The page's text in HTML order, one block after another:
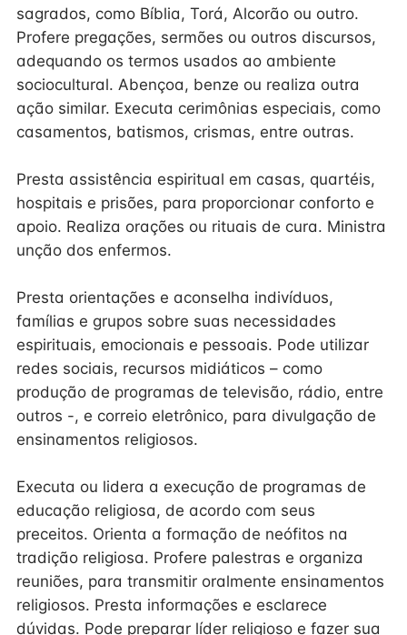
sagrados, como Bíblia, Torá, Alcorão ou outro.
Profere pregações, sermões ou outros discursos,
adequando os termos usados ao ambiente
sociocultural. Abençoa, benze ou realiza outra
ação similar. Executa cerimônias especiais, como
casamentos, batismos, crismas, entre outras.
Presta assistência espiritual em casas, quartéis,
hospitais e prisões, para proporcionar conforto e
apoio. Realiza orações ou rituais de cura. Ministra
unção dos enfermos.
Presta orientações e aconselha indivíduos,
famílias e grupos sobre suas necessidades
espirituais, emocionais e pessoais. Pode utilizar
redes sociais, recursos midiáticos – como
produção de programas de televisão, rádio, entre
outros -, e correio eletrônico, para divulgação de
ensinamentos religiosos.
Executa ou lidera a execução de programas de
educação religiosa, de acordo com seus
preceitos. Orienta a formação de neófitos na
tradição religiosa. Profere palestras e organiza
reuniões, para transmitir oralmente ensinamentos
religiosos. Presta informações e esclarece
dúvidas. Pode preparar líder religioso e fazer sua